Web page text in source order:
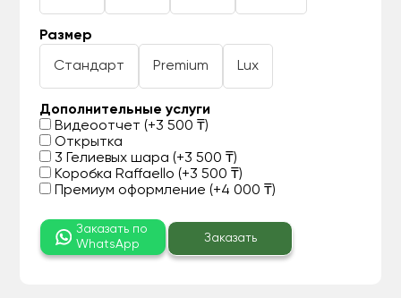
Размер
Стандарт Premium Lux
Дополнительные услуги
Видеоотчет (+3 500 ₸)
Открытка
3 Гелиевых шара (+3 500 ₸)
Коробка Raffaello (+3 500 ₸)
Премиум оформление (+4 000 ₸)
Заказать по
WhatsApp
Заказать